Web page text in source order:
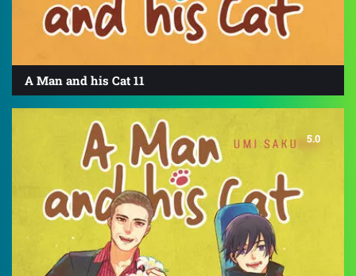
A Man and his Cat 11
5.0